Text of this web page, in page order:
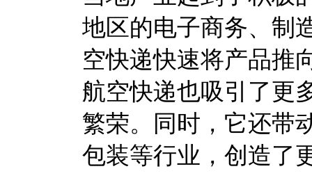
地区的电子商务、制
空快递快速将产品推
航空快递也吸引了更
繁荣。同时，它还带
包装等行业，创造了